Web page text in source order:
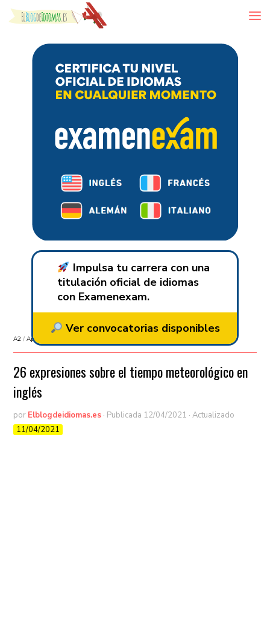
Skip to content
Impulsa tu carrera con una
titulación oficial de idiomas
con Examenexam.
Ver convocatorias disponibles
A2 / Aprender inglés
26 expresiones sobre el tiempo meteorológico en
inglés
por Elblogdeidiomas.es · Publicada 12/04/2021 · Actualizado
11/04/2021